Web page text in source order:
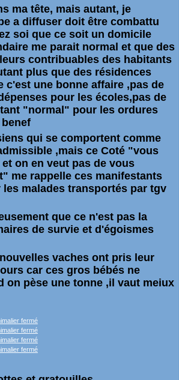
ma tête, mais autant, je
a diffuser doit être combattu
soi que ce soit un domicile
me parait normal et que des
contribuables des habitants
plus que des résidences
c'est une bonne affaire ,pas de
pour les écoles,pas de
"normal" pour les ordures
qui se comportent comme
,mais ce Coté "vous
on en veut pas de vous
me rappelle ces manifestants
malades transportés par tgv
que ce n'est pas la
de survie et d'égoismes
vaches ont pris leur
car ces gros bébés ne
pèse une tonne ,il vaut meiux